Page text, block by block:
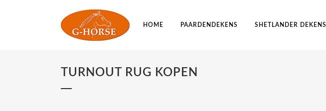
HOME PAARDENDEKENS SHETLANDER DEKENS
TURNOUT RUG KOPEN